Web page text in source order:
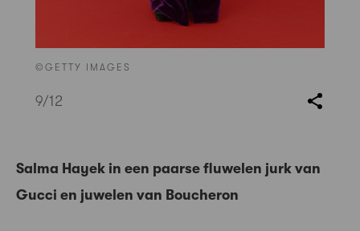
©GETTY IMAGES
9/12
Salma Hayek in een paarse fluwelen jurk van
Gucci en juwelen van Boucheron